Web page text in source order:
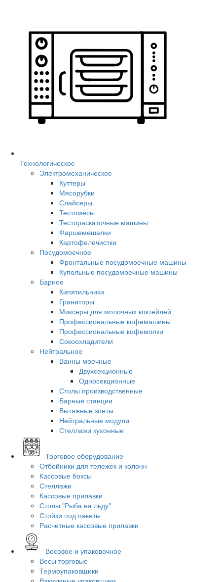
Технологическое
Электромеханическое
Куттеры
Мясорубки
Слайсеры
Тестомесы
Тестораскаточные машины
Фаршемешалки
Картофелечистки
Посудомоечное
Фронтальные посудомоечные машины
Купольные посудомоечные машины
Барное
Кипятильники
Граниторы
Миксеры для молочных коктейлей
Профессиональные кофемашины
Профессиональные кофемолки
Сокоохладители
Нейтральное
Ванны моечные
Двухсекционные
Односекционные
Столы производственные
Барные станции
Вытяжные зонты
Нейтральные модули
Стеллажи кухонные
Торговое оборудование
Отбойники для тележек и колонн
Кассовые боксы
Стеллажи
Кассовые прилавки
Столы "Рыба на льду"
Стойки под пакеты
Расчетные кассовые прилавки
Весовое и упаковочное
Весы торговые
Термоупаковщики